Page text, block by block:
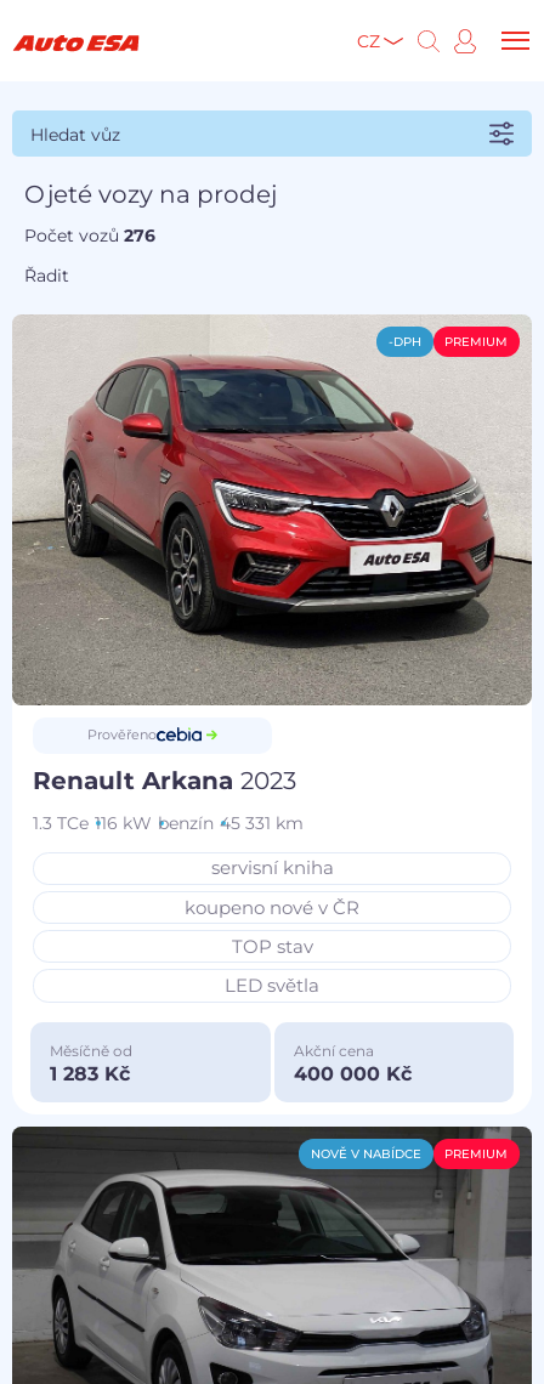
CZ
Hledat vůz
Ojeté vozy na prodej
Počet vozů276
Řadit
-DPH PREMIUM
Prověřeno
Renault Arkana2023
1.3 TCe 116 kW benzín 45 331 km
servisní kniha
koupeno nové v ČR
TOP stav
LED světla
Měsíčně od
1 283 Kč
Akční cena
400 000 Kč
NOVĚ V NABÍDCE PREMIUM